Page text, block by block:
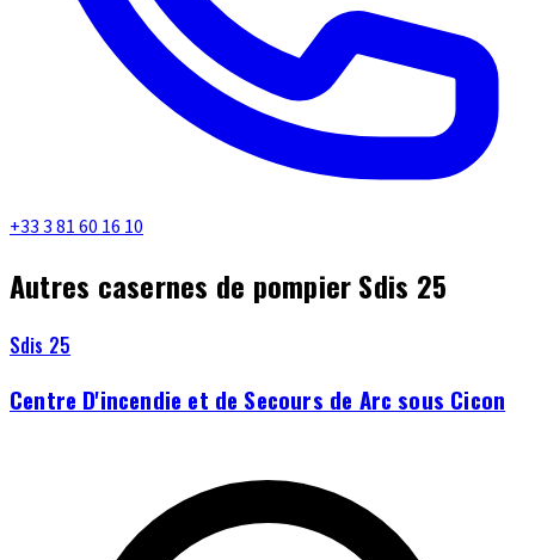
+33 3 81 60 16 10
Autres casernes de pompier Sdis 25
Sdis 25
Centre D'incendie et de Secours de Arc sous Cicon